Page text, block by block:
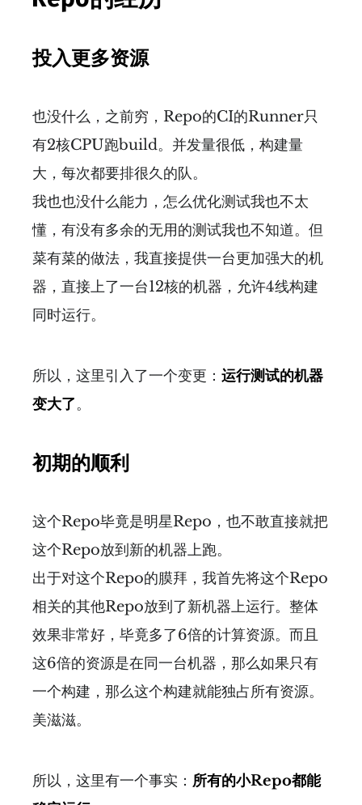
投入更多资源
也没什么，之前穷，Repo的CI的Runner只
有2核CPU跑build。并发量很低，构建量
大，每次都要排很久的队。
我也也没什么能力，怎么优化测试我也不太
懂，有没有多余的无用的测试我也不知道。但
菜有菜的做法，我直接提供一台更加强大的机
器，直接上了一台12核的机器，允许4线构建
同时运行。
所以，这里引入了一个变更： 运行测试的机器
变大了。
初期的顺利
这个Repo毕竟是明星Repo，也不敢直接就把
这个Repo放到新的机器上跑。
出于对这个Repo的膜拜，我首先将这个Repo
相关的其他Repo放到了新机器上运行。整体
效果非常好，毕竟多了6倍的计算资源。而且
这6倍的资源是在同一台机器，那么如果只有
一个构建，那么这个构建就能独占所有资源。
美滋滋。
所以，这里有一个事实： 所有的小Repo都能